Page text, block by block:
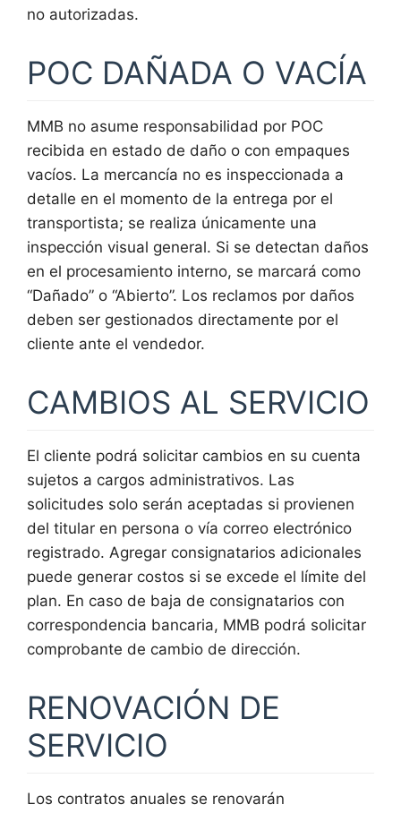
no autorizadas.
POC DAÑADA O VACÍA
MMB no asume responsabilidad por POC
recibida en estado de daño o con empaques
vacíos. La mercancía no es inspeccionada a
detalle en el momento de la entrega por el
transportista; se realiza únicamente una
inspección visual general. Si se detectan daños
en el procesamiento interno, se marcará como
“Dañado” o “Abierto”. Los reclamos por daños
deben ser gestionados directamente por el
cliente ante el vendedor.
CAMBIOS AL SERVICIO
El cliente podrá solicitar cambios en su cuenta
sujetos a cargos administrativos. Las
solicitudes solo serán aceptadas si provienen
del titular en persona o vía correo electrónico
registrado. Agregar consignatarios adicionales
puede generar costos si se excede el límite del
plan. En caso de baja de consignatarios con
correspondencia bancaria, MMB podrá solicitar
comprobante de cambio de dirección.
RENOVACIÓN DE
SERVICIO
Los contratos anuales se renovarán